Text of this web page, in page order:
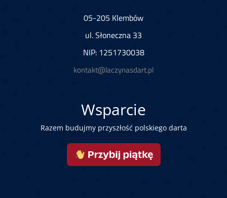
05-205 Klembów
ul. Słoneczna 33
NIP: 1251730038
kontakt@laczynasdart.pl
Wsparcie
Razem budujmy przyszłość polskiego darta